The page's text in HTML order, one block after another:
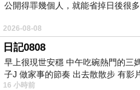
最佳原著劇本：《血觀
愛相親》張艾嘉.游曉穎（
最佳改編劇本：《大佛
《刀背藏身》徐浩峰（
公開得罪幾個人，就能省掉日後很多
2026-08-08
日記0808
早上很現世安穩 中午吃碗熱門的三
子J 做家事的節奏 出去散散步 有影
16 小時前